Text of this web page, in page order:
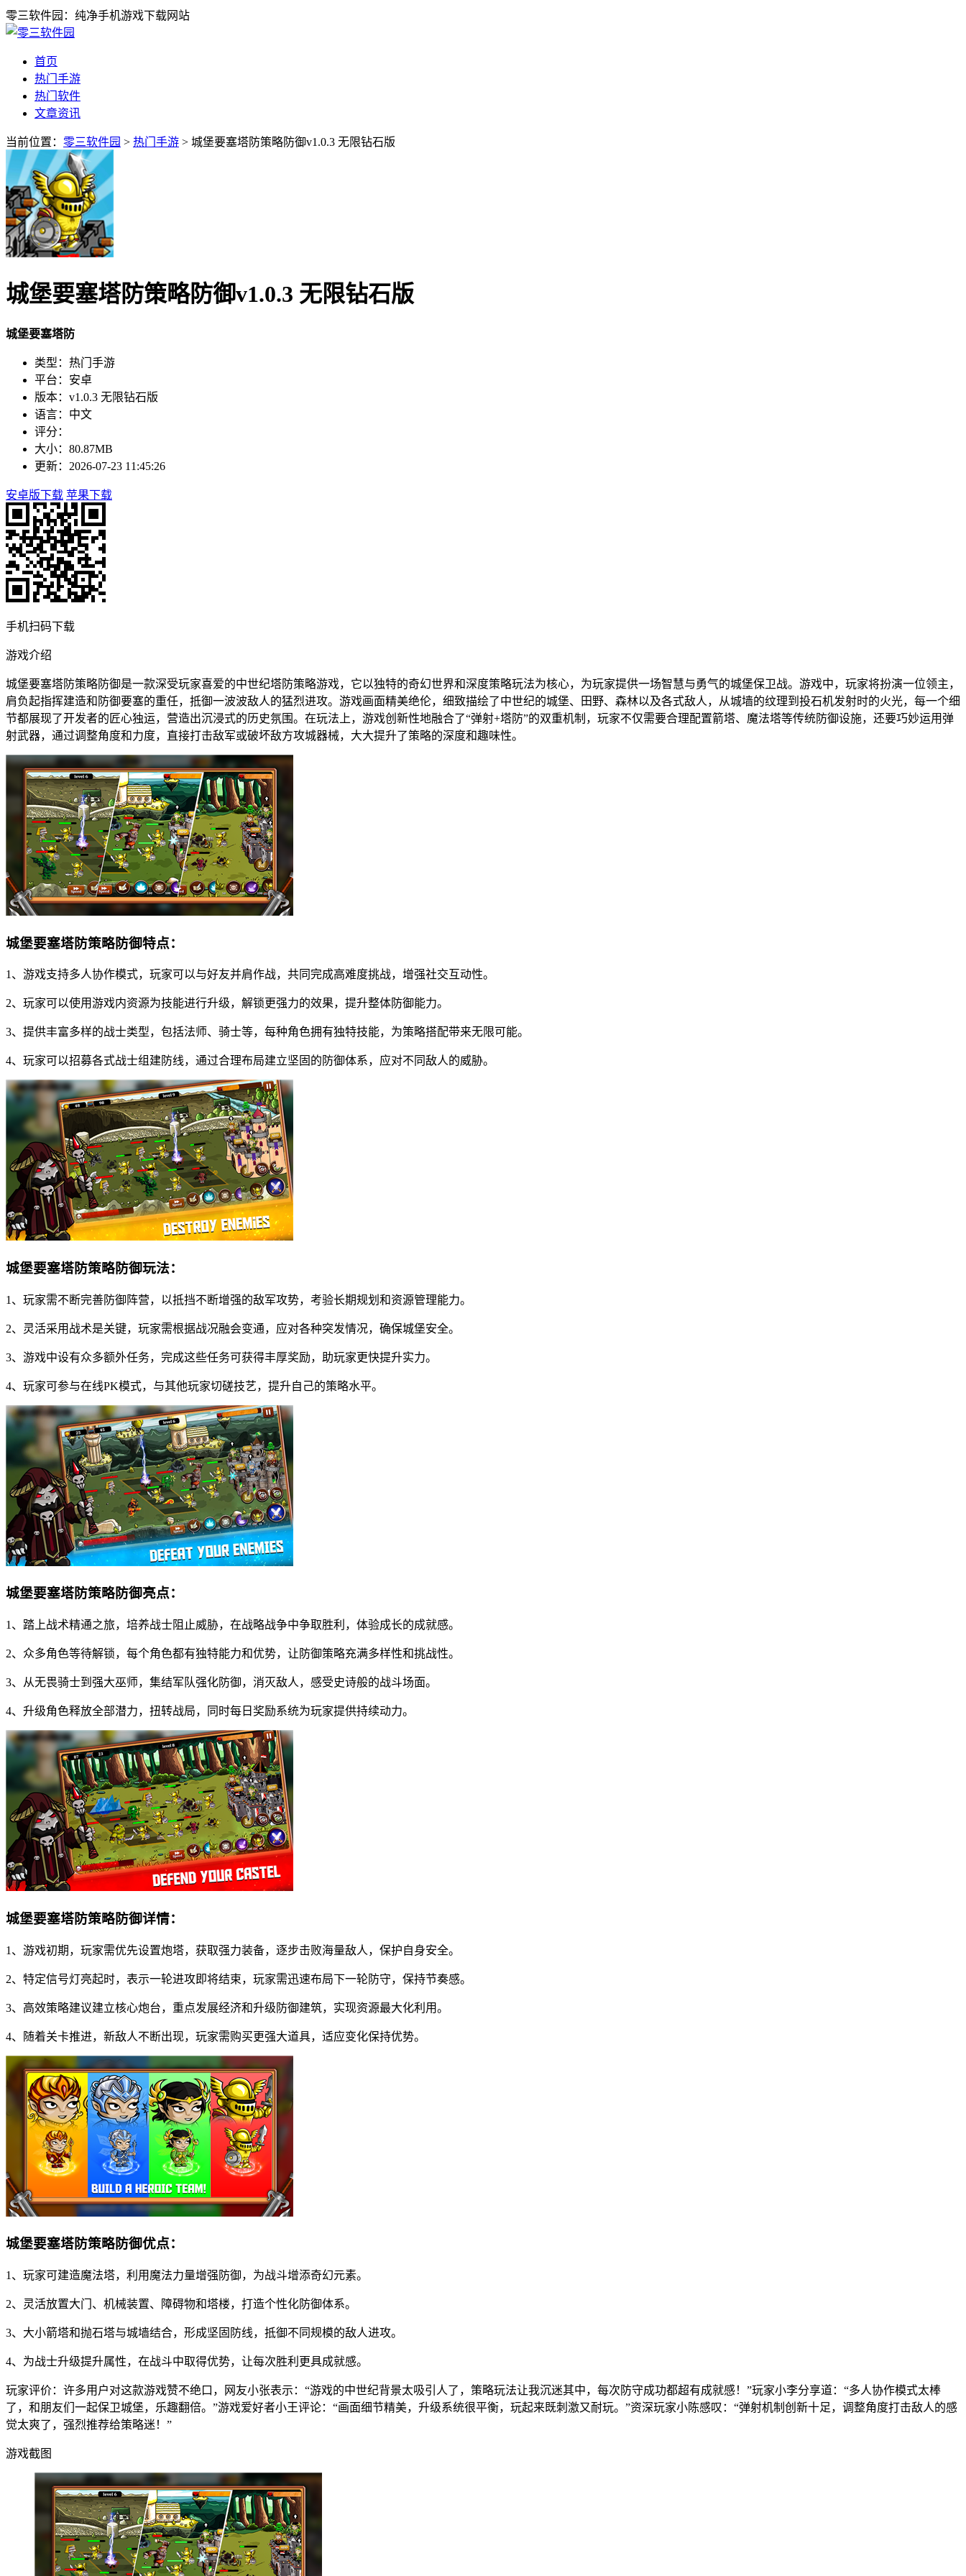
零三软件园：纯净手机游戏下载网站
首页
热门手游
热门软件
文章资讯
当前位置： 零三软件园 > 热门手游 > 城堡要塞塔防策略防御v1.0.3 无限钻石版
城堡要塞塔防策略防御v1.0.3 无限钻石版
城堡要塞塔防
类型：热门手游
平台：安卓
版本：v1.0.3 无限钻石版
语言：中文
评分：
大小：80.87MB
更新：2026-07-23 11:45:26
安卓版下载 苹果下载
手机扫码下载
游戏介绍
城堡要塞塔防策略防御是一款深受玩家喜爱的中世纪塔防策略游戏，它以独特的奇幻世界和深度策略玩法为核心，为玩家提供一场智慧与勇气的城堡保卫战。游戏中，玩家将扮演一位领主，
肩负起指挥建造和防御要塞的重任，抵御一波波敌人的猛烈进攻。游戏画面精美绝伦，细致描绘了中世纪的城堡、田野、森林以及各式敌人，从城墙的纹理到投石机发射时的火光，每一个细
节都展现了开发者的匠心独运，营造出沉浸式的历史氛围。在玩法上，游戏创新性地融合了“弹射+塔防”的双重机制，玩家不仅需要合理配置箭塔、魔法塔等传统防御设施，还要巧妙运用弹
射武器，通过调整角度和力度，直接打击敌军或破坏敌方攻城器械，大大提升了策略的深度和趣味性。
城堡要塞塔防策略防御特点：
1、游戏支持多人协作模式，玩家可以与好友并肩作战，共同完成高难度挑战，增强社交互动性。
2、玩家可以使用游戏内资源为技能进行升级，解锁更强力的效果，提升整体防御能力。
3、提供丰富多样的战士类型，包括法师、骑士等，每种角色拥有独特技能，为策略搭配带来无限可能。
4、玩家可以招募各式战士组建防线，通过合理布局建立坚固的防御体系，应对不同敌人的威胁。
城堡要塞塔防策略防御玩法：
1、玩家需不断完善防御阵营，以抵挡不断增强的敌军攻势，考验长期规划和资源管理能力。
2、灵活采用战术是关键，玩家需根据战况融会变通，应对各种突发情况，确保城堡安全。
3、游戏中设有众多额外任务，完成这些任务可获得丰厚奖励，助玩家更快提升实力。
4、玩家可参与在线PK模式，与其他玩家切磋技艺，提升自己的策略水平。
城堡要塞塔防策略防御亮点：
1、踏上战术精通之旅，培养战士阻止威胁，在战略战争中争取胜利，体验成长的成就感。
2、众多角色等待解锁，每个角色都有独特能力和优势，让防御策略充满多样性和挑战性。
3、从无畏骑士到强大巫师，集结军队强化防御，消灭敌人，感受史诗般的战斗场面。
4、升级角色释放全部潜力，扭转战局，同时每日奖励系统为玩家提供持续动力。
城堡要塞塔防策略防御详情：
1、游戏初期，玩家需优先设置炮塔，获取强力装备，逐步击败海量敌人，保护自身安全。
2、特定信号灯亮起时，表示一轮进攻即将结束，玩家需迅速布局下一轮防守，保持节奏感。
3、高效策略建议建立核心炮台，重点发展经济和升级防御建筑，实现资源最大化利用。
4、随着关卡推进，新敌人不断出现，玩家需购买更强大道具，适应变化保持优势。
城堡要塞塔防策略防御优点：
1、玩家可建造魔法塔，利用魔法力量增强防御，为战斗增添奇幻元素。
2、灵活放置大门、机械装置、障碍物和塔楼，打造个性化防御体系。
3、大小箭塔和抛石塔与城墙结合，形成坚固防线，抵御不同规模的敌人进攻。
4、为战士升级提升属性，在战斗中取得优势，让每次胜利更具成就感。
玩家评价：许多用户对这款游戏赞不绝口，网友小张表示：“游戏的中世纪背景太吸引人了，策略玩法让我沉迷其中，每次防守成功都超有成就感！”玩家小李分享道：“多人协作模式太棒
了，和朋友们一起保卫城堡，乐趣翻倍。”游戏爱好者小王评论：“画面细节精美，升级系统很平衡，玩起来既刺激又耐玩。”资深玩家小陈感叹：“弹射机制创新十足，调整角度打击敌人的感
觉太爽了，强烈推荐给策略迷！”
游戏截图